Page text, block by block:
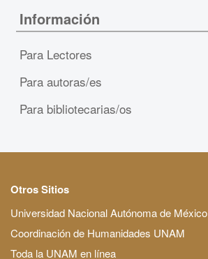
Información
Para Lectores
Para autoras/es
Para bibliotecarias/os
Otros Sitios
Universidad Nacional Autónoma de México
Coordinación de Humanidades UNAM
Toda la UNAM en línea